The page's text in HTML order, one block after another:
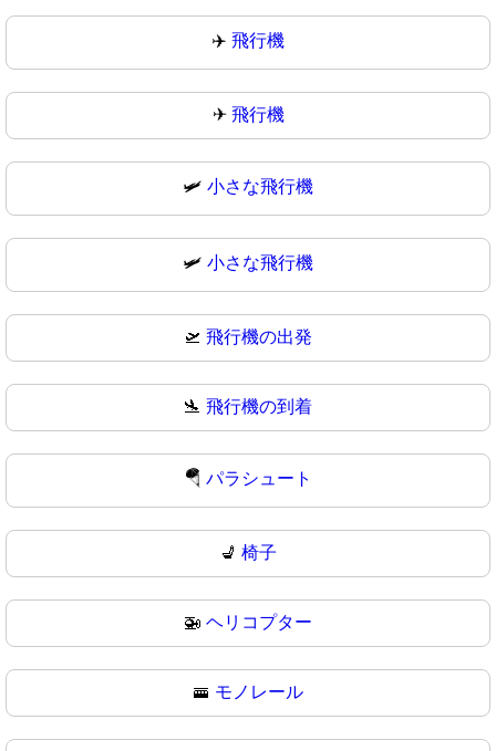
✈️ 飛行機
✈ 飛行機
🛩️ 小さな飛行機
🛩 小さな飛行機
🛫 飛行機の出発
🛬 飛行機の到着
🪂 パラシュート
💺 椅子
🚁 ヘリコプター
🚟 モノレール